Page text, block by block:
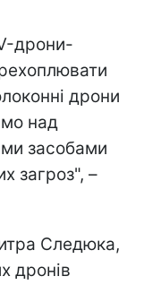
дрони-
дрони
над
засобами
загроз", –
Следюка,
дронів